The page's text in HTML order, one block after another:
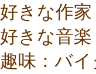
好きな作
好きな音
趣味：バ